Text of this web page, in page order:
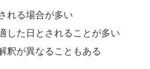
れる場合が多い
した日とされることが多い
釈が異なることもある